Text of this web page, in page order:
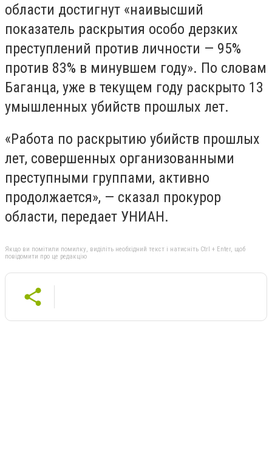
области достигнут «наивысший
показатель раскрытия особо дерзких
преступлений против личности — 95%
против 83% в минувшем году». По словам
Баганца, уже в текущем году раскрыто 13
умышленных убийств прошлых лет.
«Работа по раскрытию убийств прошлых
лет, совершенных организованными
преступными группами, активно
продолжается», — сказал прокурор
области, передает УНИАН.
Якщо ви помітили помилку, виділіть необхідний текст і натисніть Ctrl + Enter, щоб
повідомити про це редакцію